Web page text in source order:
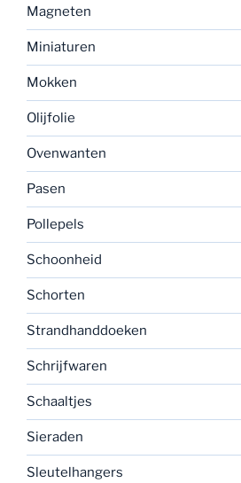
Magneten
Miniaturen
Mokken
Olijfolie
Ovenwanten
Pasen
Pollepels
Schoonheid
Schorten
Strandhanddoeken
Schrijfwaren
Schaaltjes
Sieraden
Sleutelhangers